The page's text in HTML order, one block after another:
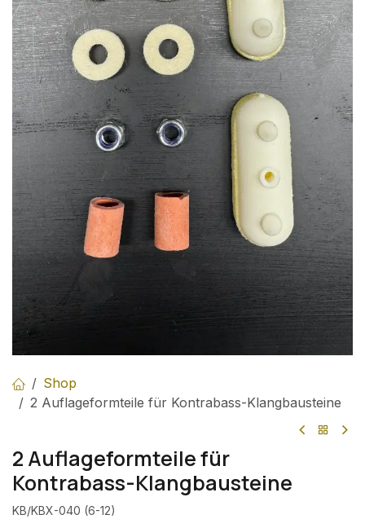
Shop
2 Auflageformteile für Kontrabass-Klangbausteine
2 Auflageformteile für
Kontrabass-Klangbausteine
KB/KBX-040 (6-12)